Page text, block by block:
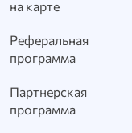
на карте
Реферальная
программа
Партнерская
программа